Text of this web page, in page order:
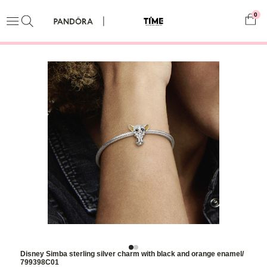
0
Disney Simba sterling silver charm with black and orange enamel/
799398C01